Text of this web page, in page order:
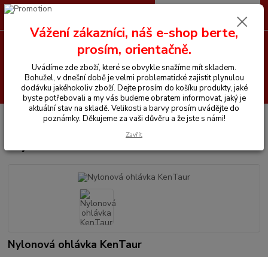
Hledat
+420 605 255 500 0 Kč
Vše pro koně Ohlávky a vodítka Nylonová ohlávka KenTaur
Nylonová ohlávka KenTaur
Nylonová ohlávka KenTaur
Vážení zákazníci, náš e-shop berte,
prosím, orientačně.
Uvádíme zde zboží, které se obvykle snažíme mít skladem.
Bohužel, v dnešní době je velmi problematické zajistit plynulou
dodávku jakéhokoliv zboží. Dejte prosím do košíku produkty, jaké
byste potřebovali a my vás budeme obratem informovat, jaký je
aktuální stav na skladě. Velikosti a barvy prosím uvádějte do
poznámky. Děkujeme za vaši důvěru a že jste s námi!
Zavřít